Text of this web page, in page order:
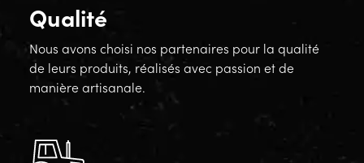
Qualité
Nous avons choisi nos partenaires pour la qualité
de leurs produits, réalisés avec passion et de
manière artisanale.